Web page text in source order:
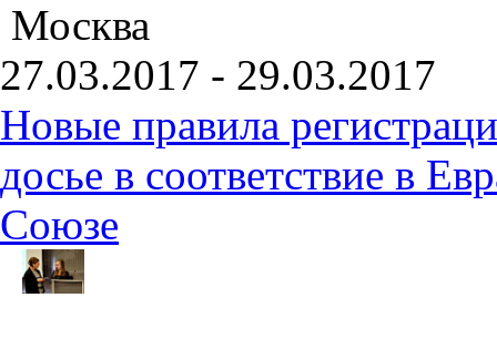
Москва
27.03.2017 - 29.03.2017
Новые правила
досье в соответствие в
Союзе